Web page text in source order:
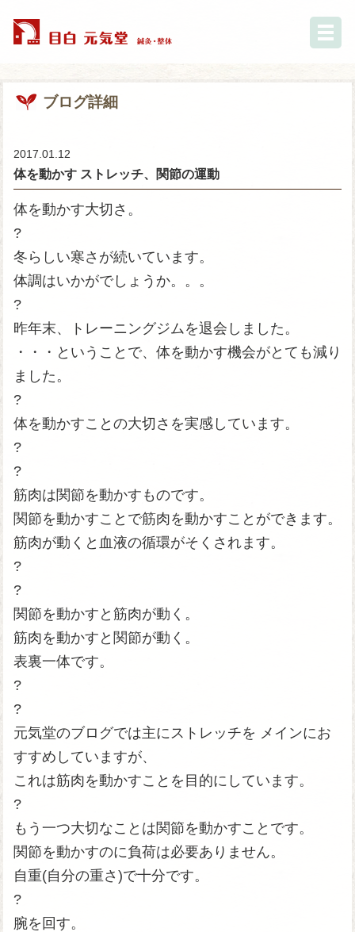
ブログ詳細
2017.01.12
体を動かす ストレッチ、関節の運動
体を動かす大切さ。
?
冬らしい寒さが続いています。
体調はいかがでしょうか。。。
?
昨年末、トレーニングジムを退会しました。
・・・ということで、体を動かす機会がとても減り
ました。
?
体を動かすことの大切さを実感しています。
?
?
筋肉は関節を動かすものです。
関節を動かすことで筋肉を動かすことができます。
筋肉が動くと血液の循環がそくされます。
?
?
関節を動かすと筋肉が動く。
筋肉を動かすと関節が動く。
表裏一体です。
?
?
元気堂のブログでは主にストレッチを メインにお
すすめしていますが、
これは筋肉を動かすことを目的にしています。
?
もう一つ大切なことは関節を動かすことです。
関節を動かすのに負荷は必要ありません。
自重(自分の重さ)で十分です。
?
腕を回す。